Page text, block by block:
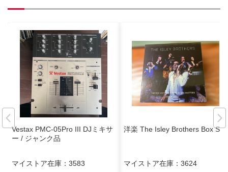
Vestax PMC-05Pro III DJミキサ
ー / ジャンク品
マイストア在庫： 3583
洋楽 The Isley Brothers Box Set
マイストア在庫： 3624